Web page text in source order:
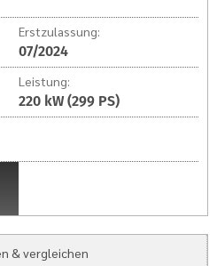
Erstzulassung:
07/2024
Leistung:
220 kW (299 PS)
& vergleichen